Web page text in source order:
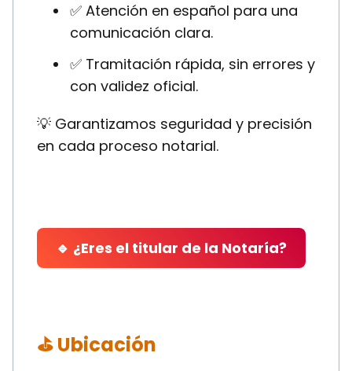
✅ Atención en español para una
comunicación clara.
✅ Tramitación rápida, sin errores y
con validez oficial.
💡 Garantizamos seguridad y precisión
en cada proceso notarial.
🔹 ¿Eres el titular de la Notaría?
⛳ Ubicación